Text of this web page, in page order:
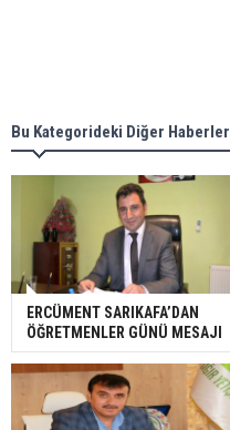
Bu Kategorideki Diğer Haberler
ERCÜMENT SARIKAFA’DAN
ÖĞRETMENLER GÜNÜ MESAJI